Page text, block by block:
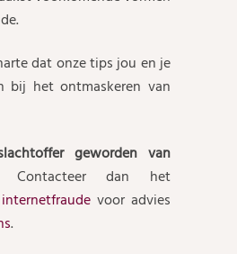
dat onze tips jou en je
bij het ontmaskeren van
geworden van
Contacteer dan het
voor advies
.